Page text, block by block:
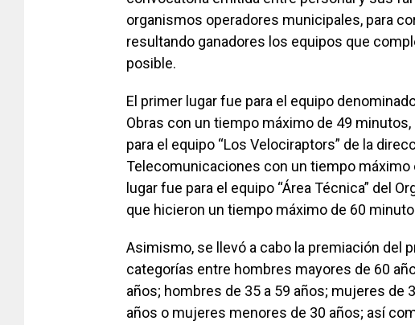
organismos operadores municipales, para
resultando ganadores los equipos que
posible.
El primer lugar fue para el equipo
Obras con un tiempo máximo de 49
para el equipo “Los Velociraptors” de la
Telecomunicaciones con un tiempo
lugar fue para el equipo “Área Técnica” del
que hicieron un tiempo máximo de 60
Asimismo, se llevó a cabo la premiación del
categorías entre hombres mayores de 60
años; hombres de 35 a 59 años; mujeres de
años o mujeres menores de 30 años; así